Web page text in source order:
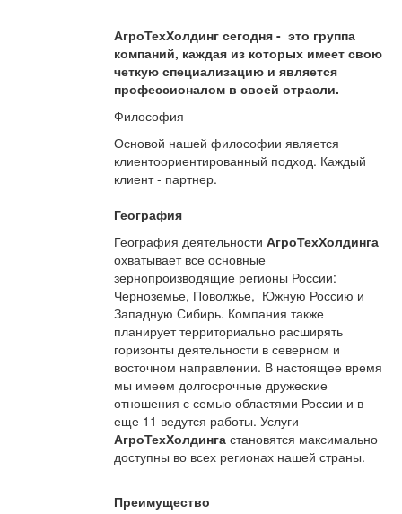
АгроТехХолдинг сегодня - это группа
компаний, каждая из которых имеет свою
четкую специализацию и является
профессионалом в своей отрасли.
Философия
Основой нашей философии является
клиентоориентированный подход. Каждый
клиент - партнер.
География
География деятельности АгроТехХолдинга
охватывает все основные
зернопроизводящие регионы России:
Черноземье, Поволжье, Южную Россию и
Западную Сибирь. Компания также
планирует территориально расширять
горизонты деятельности в северном и
восточном направлении. В настоящее время
мы имеем долгосрочные дружеские
отношения с семью областями России и в
еще 11 ведутся работы. Услуги
АгроТехХолдинга становятся максимально
доступны во всех регионах нашей страны.
Преимущество